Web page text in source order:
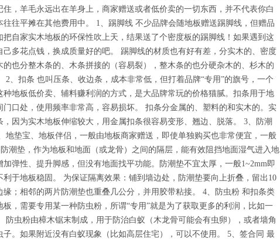
住，羊毛永远出在羊身上，商家赠送或者低价卖的一切东西，并不代表你白
往往平摊在其他费用中。 1、踢脚线 不少品牌会随地板赠送踢脚线，但赠品
把自家实木地板的环保性吹上天，结果送了个密度板的踢脚线！如果遇到这
己多花点钱，换成质量好的吧。 踢脚线的材质也有好有差，分实木的、密度
的也分整木条的、木条拼接的（容易裂），整木条的也分硬杂木的、杉木的
2、扣条 也叫压条、收边条，成本非常低，但打着品牌“专用”的旗号，一个
种地板低价卖、辅料赚利润的方式，是大品牌常玩的价格猫腻。扣条用于地
门口处，使用频率非常高，容易损坏。 扣条分金属的、塑料的和实木的。实
，因为实木地板伸缩较大，用金属扣条很容易变形、翘边、脱落。 3、防潮
地垫宝、地板伴侣，一般由地板商家赠送，即使单独购买也非常便宜，一般
潮垫，作为地板和地面（或龙骨）之间的隔层，能有效阻挡地面湿气进入地
弹性、提升脚感，但没有地面找平功能。防潮垫不宜太厚，一般1~2mm即
利于地板稳固。 为保证隔离效果：铺到墙边处，防潮垫要向上折叠，留出10
缘；相邻的两片防潮垫也重叠几公分，并用胶带粘接。 4、防虫粉 和扣条类
，需要专用某一种防虫粉，所谓“专用”就是为了获取更多的利润，比如一
防虫粉由樟木锯末制成，用于防治白蚁（木龙骨可能会有虫卵），或者墙角
子。如果附近没有白蚁现象（比如高层住宅），可以不使用。 5、签合同 最